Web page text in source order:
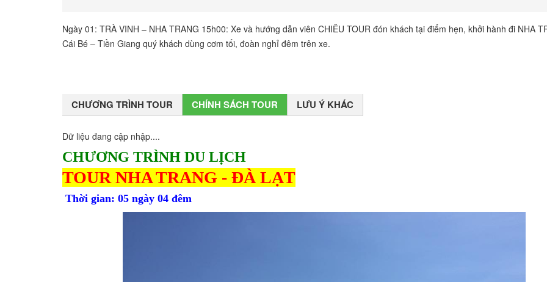
Ngày 01: TRÀ VINH – NHA TRANG 15h00: Xe và hướng dẫn viên CHIÊU TOUR đón khách tại điểm hẹn, khởi hành đi NHA
Cái Bé – Tiền Giang quý khách dùng cơm tối, đoàn nghỉ đêm trên xe.
CHƯƠNG TRÌNH TOUR CHÍNH SÁCH TOUR LƯU Ý KHÁC
Dữ liệu đang cập nhập....
CHƯƠNG TRÌNH DU LỊCH
TOUR NHA TRANG - ĐÀ LẠT
Thời gian: 05 ngày 04 đêm